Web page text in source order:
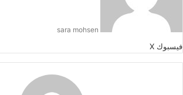
sara mohsen
فيسبوك ‫Xلينكدإن
بينتيريست
مشاركة
طباعة